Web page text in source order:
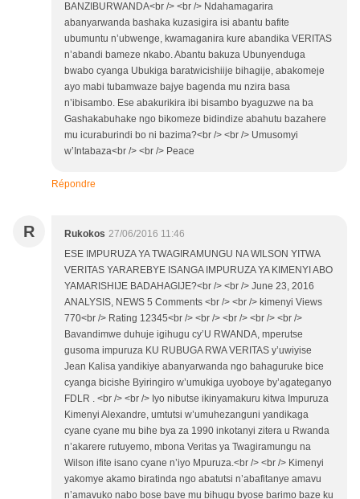
BANZIBURWANDA<br /> <br /> Ndahamagarira
abanyarwanda bashaka kuzasigira isi abantu bafite
ubumuntu n’ubwenge, kwamaganira kure abandika VERITAS
n’abandi bameze nkabo. Abantu bakuza Ubunyenduga
bwabo cyanga Ubukiga baratwicishiije bihagije, abakomeje
ayo mabi tubamwaze bajye bagenda mu nzira basa
n’ibisambo. Ese abakurikira ibi bisambo byaguzwe na ba
Gashakabuhake ngo bikomeze bidindize abahutu bazahere
mu icuraburindi bo ni bazima?<br /> <br /> Umusomyi
w’Intabaza<br /> <br /> Peace
Répondre
R Rukokos 27/06/2016 11:46
ESE IMPURUZA YA TWAGIRAMUNGU NA WILSON YITWA
VERITAS YARAREBYE ISANGA IMPURUZA YA KIMENYI ABO
YAMARISHIJE BADAHAGIJE?<br /> <br /> June 23, 2016
ANALYSIS, NEWS 5 Comments <br /> <br /> kimenyi Views
770<br /> Rating 12345<br /> <br /> <br /> <br /> <br />
Bavandimwe duhuje igihugu cy’U RWANDA, mperutse
gusoma impuruza KU RUBUGA RWA VERITAS y’uwiyise
Jean Kalisa yandikiye abanyarwanda ngo bahaguruke bice
cyanga bicishe Byiringiro w’umukiga uyoboye by’agateganyo
FDLR . <br /> <br /> Iyo nibutse ikinyamakuru kitwa Impuruza
Kimenyi Alexandre, umtutsi w’umuhezanguni yandikaga
cyane cyane mu bihe bya za 1990 inkotanyi zitera u Rwanda
n’akarere rutuyemo, mbona Veritas ya Twagiramungu na
Wilson ifite isano cyane n’iyo Mpuruza.<br /> <br /> Kimenyi
yakomye akamo biratinda ngo abatutsi n’abafitanye amavu
n’amavuko nabo bose bave mu bihugu byose barimo baze ku